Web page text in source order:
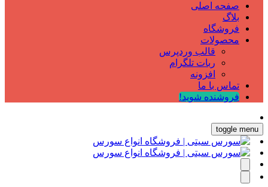
صفحه اصلی
بلاگ
فروشگاه
محصولات
قالب وردپرس
ربات تلگرام
افزونه
تماس با ما
فروشنده شوید!
toggle menu